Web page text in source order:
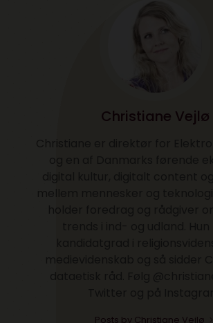
Christiane Vejlø
Posts by Christiane Vejlø